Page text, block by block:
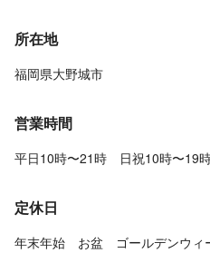
所在地
福岡県大野城市
営業時間
平日10時〜21時 日祝10時〜19
定休日
年末年始 お盆 ゴールデンウィ